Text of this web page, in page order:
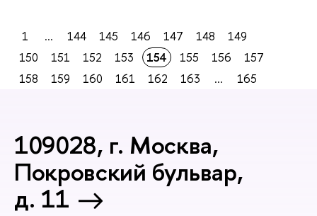
1 ... 144 145 146 147 148
149
150
151 152 153 154 155 156
157
158
159 160 161 162 163 ... 165
109028, г. Москва,
Покровский бульвар,
д. 11